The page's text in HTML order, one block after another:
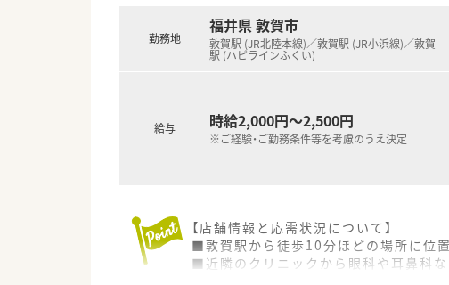
勤務地
福井県 敦賀市
敦賀駅 (JR北陸本線)／敦賀駅 (JR小浜線)／敦賀
駅 (ハピラインふくい)
給与 時給2,000円～2,500円
※ご経験・ご勤務条件等を考慮のうえ決定
【店舗情報と応需状況について】
■敦賀駅から徒歩10分ほどの場所に位
■近隣のクリニックから眼科や耳鼻科